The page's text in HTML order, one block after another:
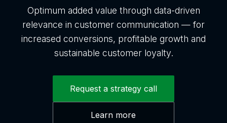
Optimum added value through data-driven
relevance in customer communication — for
increased conversions, profitable growth and
sustainable customer loyalty.
Request a strategy call
Learn more